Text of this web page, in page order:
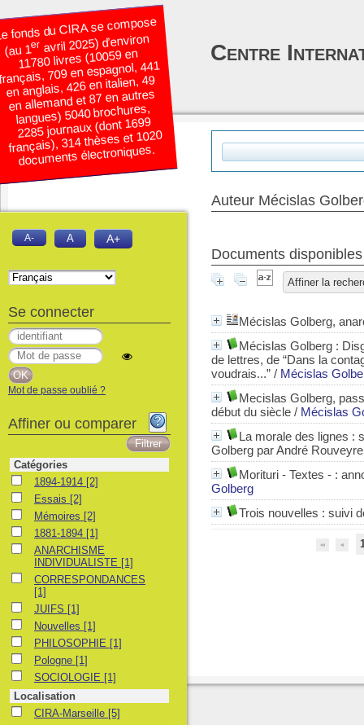
Auteur Mécislas
Documents
Affiner la
Mécislas Golberg,
Mécislas Golberg :
de lettres, de “Dans la
voudrais...” / Mécislas
Mecislas Golberg,
début du siècle / Mécislas
La morale des lignes :
Golberg par André Rouveyre
Morituri - Textes - :
Golberg
Trois nouvelles : suivi
fonds du CIRA se compose
(au 1eravril 2025) d’environ
11780 livres (10059 en
709 en espagnol, 441
en anglais, 426 en italien, 49
en allemand et 87 en autres
langues) 5040 brochures,
2285 journaux (dont 1699
français), 314 thèses et 1020
documents électroniques.
Centre
A- A A+
Se connecter
Mot de passe oublié ?
Affiner ou comparer
Catégories
1894-19141894-1914 [2]
EssaisEssais [2]
MémoiresMémoires [2]
1881-18941881-1894 [1]
ANARCHISME INDIVIDUALISTE
ANARCHISME
INDIVIDUALISTE [1]
CORRESPONDANCES
CORRESPONDANCES
[1]
JUIFSJUIFS [1]
NouvellesNouvelles [1]
PHILOSOPHIE
PHILOSOPHIE [1]
PolognePologne [1]
SOCIOLOGIE
SOCIOLOGIE [1]
Localisation
CIRA-Marseille
CIRA-Marseille [5]